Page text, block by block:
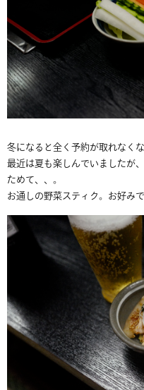
冬になると全く予約が取れなく
最近は夏も楽しんでいましたが
ためて、、。
お通しの野菜スティク。お好み